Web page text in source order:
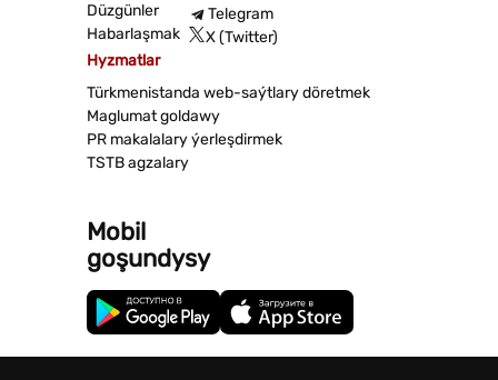
Düzgünler
Habarlaşmak
Telegram
X (Twitter)
Hyzmatlar
Türkmenistanda web-saýtlary döretmek
Maglumat goldawy
PR makalalary ýerleşdirmek
TSTB agzalary
Mobil
goşundysy